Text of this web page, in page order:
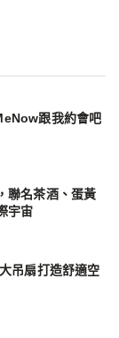
跟我約會吧
聯名茶酒、蛋黃
宇宙
吊扇打造舒適空